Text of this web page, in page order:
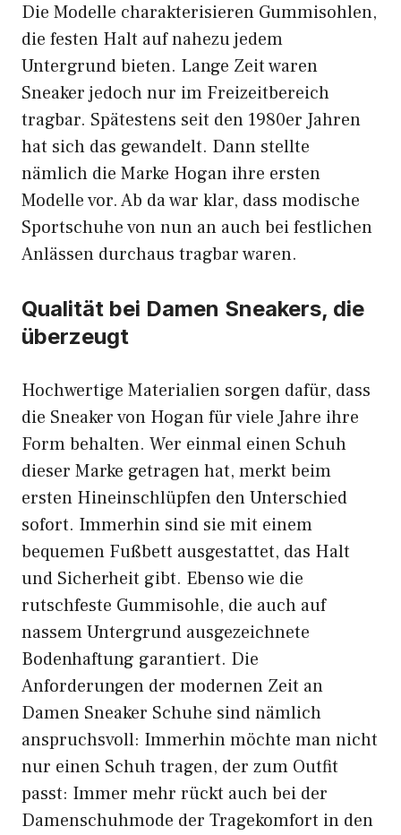
Die Modelle charakterisieren Gummisohlen,
die festen Halt auf nahezu jedem
Untergrund bieten. Lange Zeit waren
Sneaker jedoch nur im Freizeitbereich
tragbar. Spätestens seit den 1980er Jahren
hat sich das gewandelt. Dann stellte
nämlich die Marke Hogan ihre ersten
Modelle vor. Ab da war klar, dass modische
Sportschuhe von nun an auch bei festlichen
Anlässen durchaus tragbar waren.
Qualität bei Damen Sneakers, die
überzeugt
Hochwertige Materialien sorgen dafür, dass
die Sneaker von Hogan für viele Jahre ihre
Form behalten. Wer einmal einen Schuh
dieser Marke getragen hat, merkt beim
ersten Hineinschlüpfen den Unterschied
sofort. Immerhin sind sie mit einem
bequemen Fußbett ausgestattet, das Halt
und Sicherheit gibt. Ebenso wie die
rutschfeste Gummisohle, die auch auf
nassem Untergrund ausgezeichnete
Bodenhaftung garantiert. Die
Anforderungen der modernen Zeit an
Damen Sneaker Schuhe sind nämlich
anspruchsvoll: Immerhin möchte man nicht
nur einen Schuh tragen, der zum Outfit
passt: Immer mehr rückt auch bei der
Damenschuhmode der Tragekomfort in den